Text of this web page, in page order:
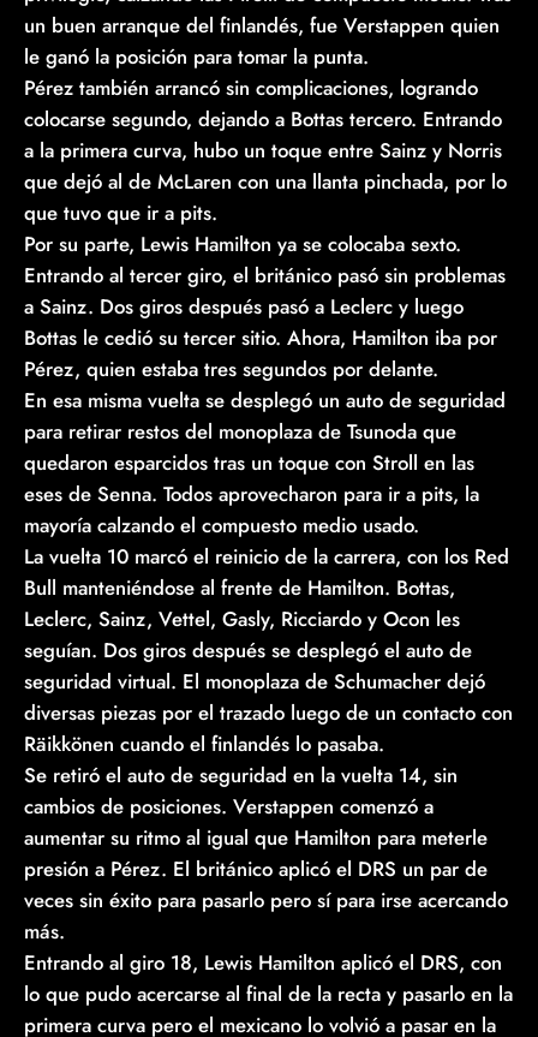
un buen arranque del finlandés, fue Verstappen quien
le ganó la posición para tomar la punta.
Pérez también arrancó sin complicaciones, logrando
colocarse segundo, dejando a Bottas tercero. Entrando
a la primera curva, hubo un toque entre Sainz y Norris
que dejó al de McLaren con una llanta pinchada, por lo
que tuvo que ir a pits.
Por su parte, Lewis Hamilton ya se colocaba sexto.
Entrando al tercer giro, el británico pasó sin problemas
a Sainz. Dos giros después pasó a Leclerc y luego
Bottas le cedió su tercer sitio. Ahora, Hamilton iba por
Pérez, quien estaba tres segundos por delante.
En esa misma vuelta se desplegó un auto de seguridad
para retirar restos del monoplaza de Tsunoda que
quedaron esparcidos tras un toque con Stroll en las
eses de Senna. Todos aprovecharon para ir a pits, la
mayoría calzando el compuesto medio usado.
La vuelta 10 marcó el reinicio de la carrera, con los Red
Bull manteniéndose al frente de Hamilton. Bottas,
Leclerc, Sainz, Vettel, Gasly, Ricciardo y Ocon les
seguían. Dos giros después se desplegó el auto de
seguridad virtual. El monoplaza de Schumacher dejó
diversas piezas por el trazado luego de un contacto con
Räikkönen cuando el finlandés lo pasaba.
Se retiró el auto de seguridad en la vuelta 14, sin
cambios de posiciones. Verstappen comenzó a
aumentar su ritmo al igual que Hamilton para meterle
presión a Pérez. El británico aplicó el DRS un par de
veces sin éxito para pasarlo pero sí para irse acercando
más.
Entrando al giro 18, Lewis Hamilton aplicó el DRS, con
lo que pudo acercarse al final de la recta y pasarlo en la
primera curva pero el mexicano lo volvió a pasar en la